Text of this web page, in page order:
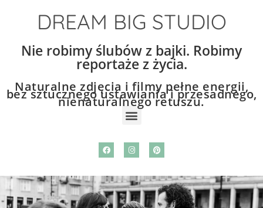
DREAM BIG STUDIO
Nie robimy ślubów z bajki. Robimy
reportaże z życia.
Naturalne zdjęcia i filmy pełne energii,
bez sztucznego ustawiania i przesadnego,
nienaturalnego retuszu.